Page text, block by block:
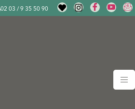
02 03 / 9 35 50 90